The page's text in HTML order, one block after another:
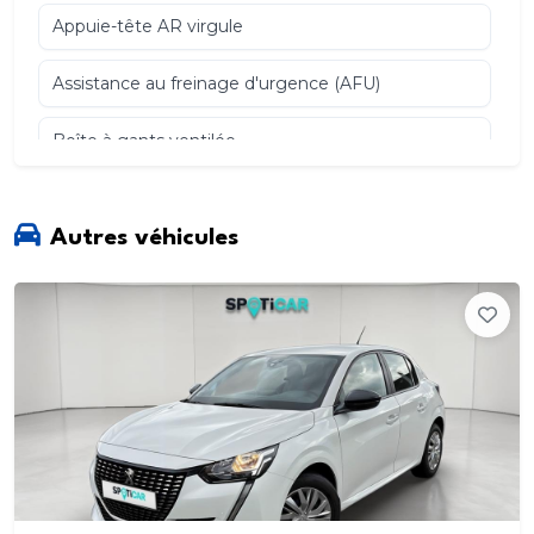
Appuie-tête AR virgule
Assistance au freinage d'urgence (AFU)
Boîte à gants ventilée
Coques de rétroviseurs couleur carrosserie
Coques de rétroviseurs extérieurs Chrome Brillant
Détection de sous gonflage
Dossier de banquette AR rabattable et
fractionnable 1/3-2/3
Autres véhicules